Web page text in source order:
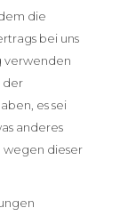
die
bei uns
verwenden
der
es sei
anderes
wegen dieser